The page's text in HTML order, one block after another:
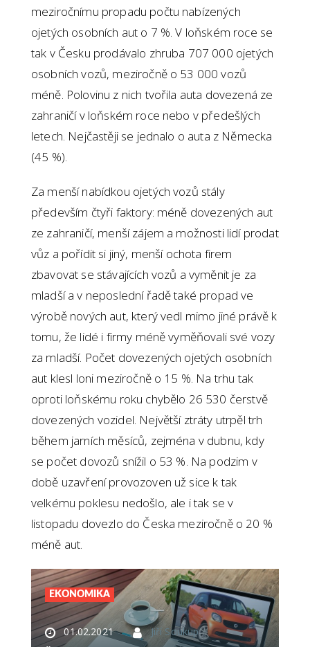
meziročnímu propadu počtu nabízených
ojetých osobních aut o 7 %. V loňském roce se
tak v Česku prodávalo zhruba 707 000 ojetých
osobních vozů, meziročně o 53 000 vozů
méně. Polovinu z nich tvořila auta dovezená ze
zahraničí v loňském roce nebo v předešlých
letech. Nejčastěji se jednalo o auta z Německa
(45 %).
Za menší nabídkou ojetých vozů stály
především čtyři faktory: méně dovezených aut
ze zahraničí, menší zájem a možnosti lidí prodat
vůz a pořídit si jiný, menší ochota firem
zbavovat se stávajících vozů a vyměnit je za
mladší a v neposlední řadě také propad ve
výrobě nových aut, který vedl mimo jiné právě k
tomu, že lidé i firmy méně vyměňovali své vozy
za mladší. Počet dovezených ojetých osobních
aut klesl loni meziročně o 15 %. Na trhu tak
oproti loňskému roku chybělo 26 530 čerstvě
dovezených vozidel. Největší ztráty utrpěl trh
během jarních měsíců, zejména v dubnu, kdy
se počet dovozů snížil o 53 %. Na podzim v
době uzavření provozoven už sice k tak
velkému poklesu nedošlo, ale i tak se v
listopadu dovezlo do Česka meziročně o 20 %
méně aut.
EKONOMIKA
01.02.2021 Jiří Soukup